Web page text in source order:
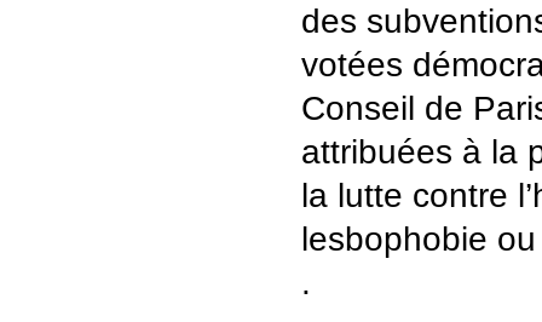
des
votées
Conseil de
attribuées à la
la lutte contre
lesbophobie
.